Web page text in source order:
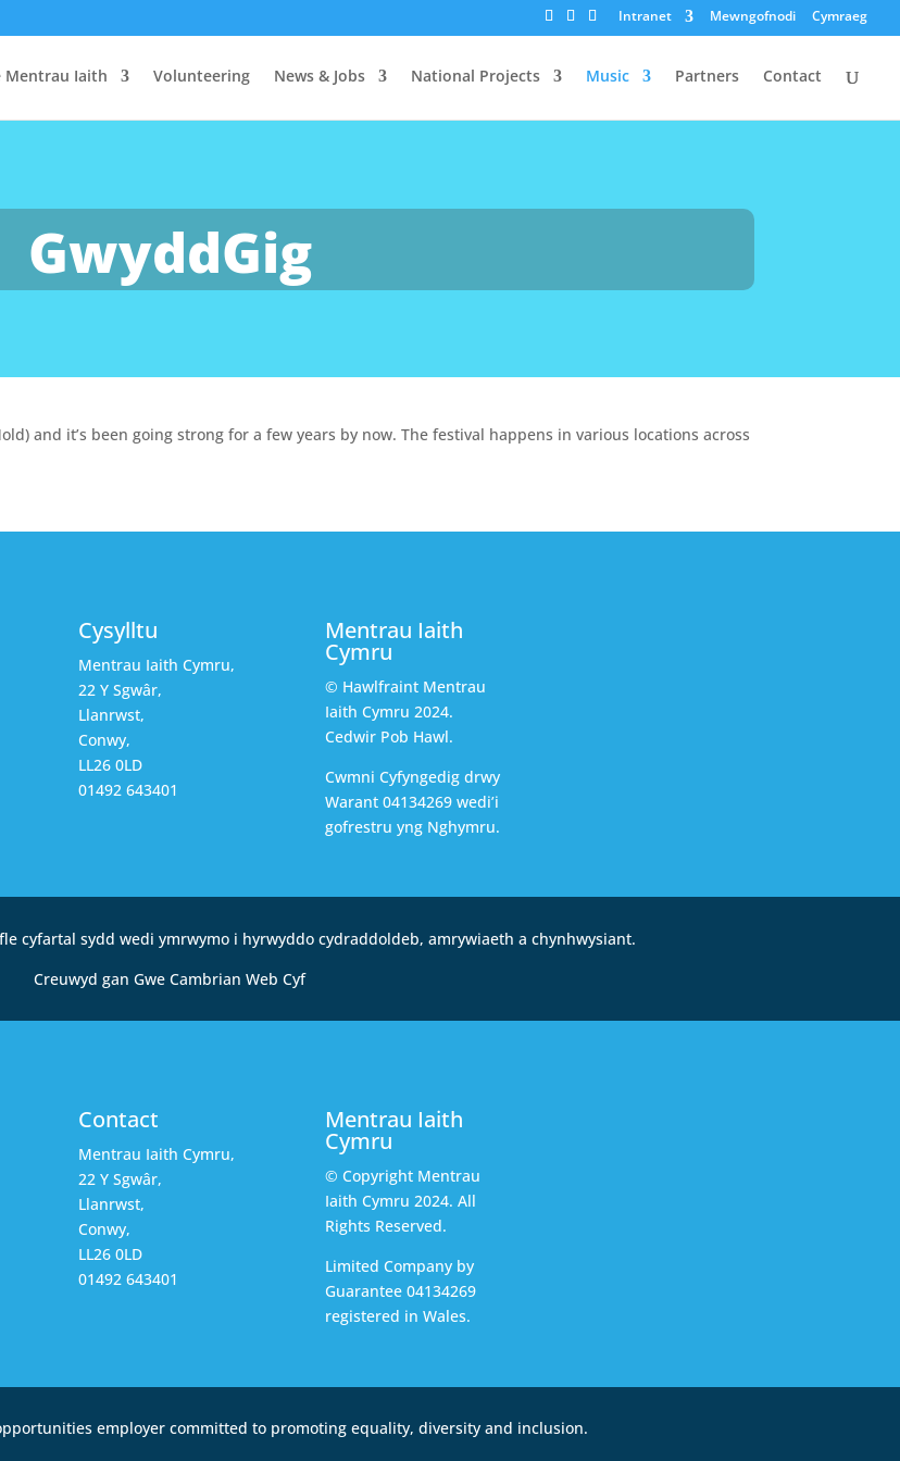
Intranet Mewngofnodi Cymraeg
Mentrau Iaith Volunteering News & Jobs National Projects Music Partners Contact
GwyddGig
and it’s been going strong for a few years by now. The festival happens in various locations across
Cysylltu
Mentrau Iaith Cymru,
22 Y Sgwâr,
Llanrwst,
Conwy,
LL26 0LD
01492 643401
Mentrau Iaith
Cymru
© Hawlfraint Mentrau
Iaith Cymru 2024.
Cedwir Pob Hawl.
Cwmni Cyfyngedig drwy
Warant 04134269 wedi’i
gofrestru yng Nghymru.
cyfartal sydd wedi ymrwymo i hyrwyddo cydraddoldeb, amrywiaeth a chynhwysiant.
Creuwyd gan Gwe Cambrian Web Cyf
Contact
Mentrau Iaith Cymru,
22 Y Sgwâr,
Llanrwst,
Conwy,
LL26 0LD
01492 643401
Mentrau Iaith
Cymru
© Copyright Mentrau
Iaith Cymru 2024. All
Rights Reserved.
Limited Company by
Guarantee 04134269
registered in Wales.
employer committed to promoting equality, diversity and inclusion.